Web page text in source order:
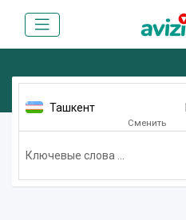
Ташкент
Сменить